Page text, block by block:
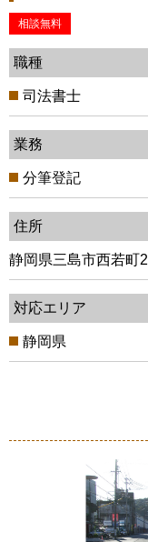
相談無料
職種
司法書士
業務
分筆登記
住所
静岡県三島市西若町
対応エリア
静岡県